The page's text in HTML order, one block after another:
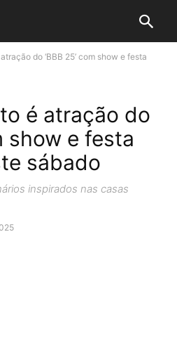
do ‘BBB 25’ com show e festa
é atração do
show e festa
sábado
inspirados nas casas